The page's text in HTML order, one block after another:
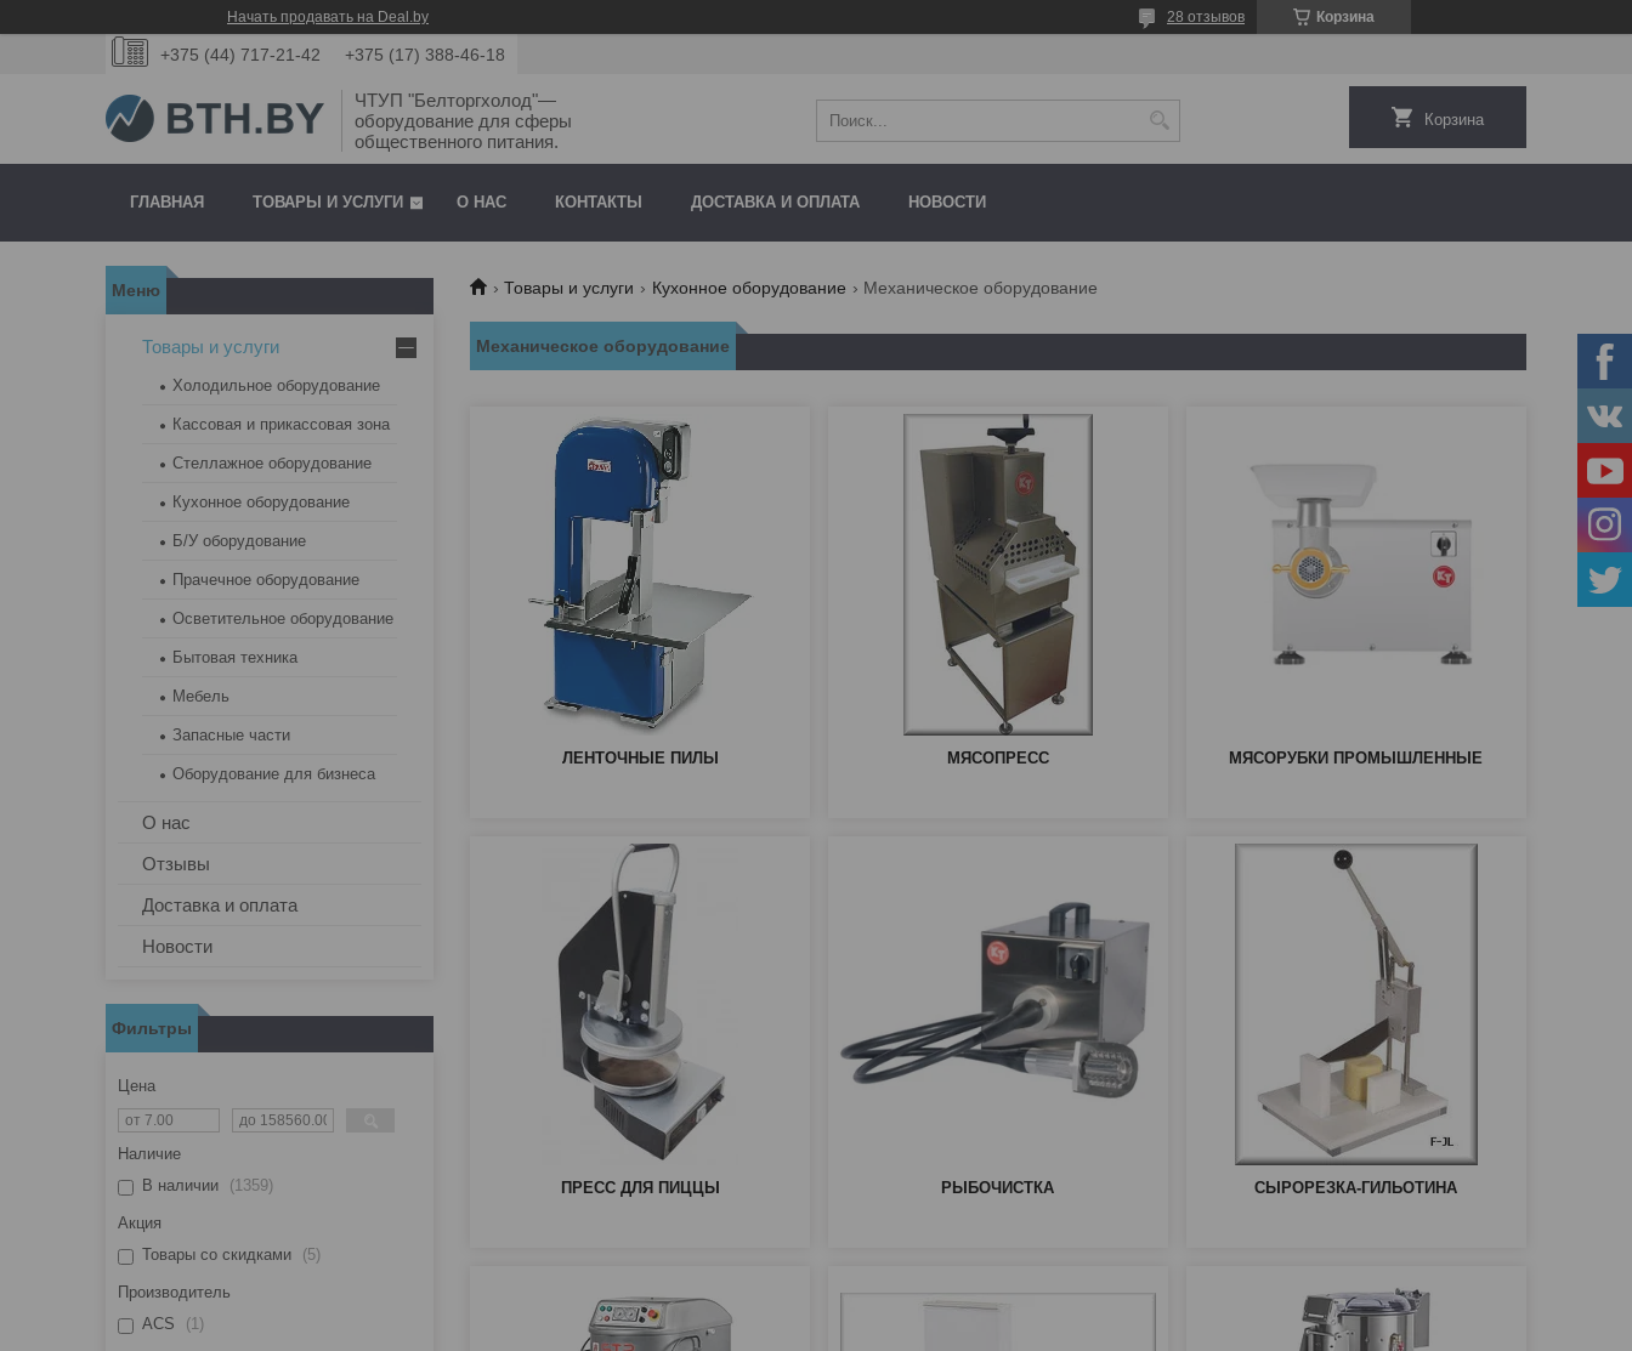
Начать продавать на Deal.by Корзина
28 отзывов
+375 (44) 717-21-42 +375 (17) 388-46-18
ЧТУП "Белторгхолод"—
оборудование для сферы
общественного питания.
Корзина
ГЛАВНАЯ ТОВАРЫ И УСЛУГИ О НАС КОНТАКТЫ ДОСТАВКА И ОПЛАТА НОВОСТИ
Товары и услуги Кухонное оборудование Механическое оборудование
Механическое оборудование
ЛЕНТОЧНЫЕ ПИЛЫ МЯСОПРЕСС МЯСОРУБКИ ПРОМЫШЛЕННЫЕ
ПРЕСС ДЛЯ ПИЦЦЫ РЫБОЧИСТКА СЫРОРЕЗКА-ГИЛЬОТИНА
Товары и услуги
Холодильное оборудование
Кассовая и прикассовая зона
Стеллажное оборудование
Кухонное оборудование
Б/У оборудование
Прачечное оборудование
Осветительное оборудование
Бытовая техника
Мебель
Запасные части
Оборудование для бизнеса
О нас
Отзывы
Доставка и оплата
Новости
Фильтры
Цена
Наличие
В наличии
1359
Акция
Товары со скидками
5
Производитель
ACS
1